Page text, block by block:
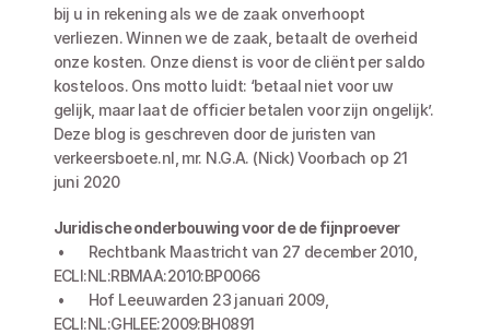
bij u in rekening als we de zaak onverhoopt
verliezen. Winnen we de zaak, betaalt de overheid
onze kosten. Onze dienst is voor de cliënt per saldo
kosteloos. Ons motto luidt: ‘betaal niet voor uw
gelijk, maar laat de officier betalen voor zijn ongelijk’.
Deze blog is geschreven door de juristen van
verkeersboete.nl, mr. N.G.A. (Nick) Voorbach op 21
juni 2020
Juridische onderbouwing voor de de fijnproever
ECLI:NL:RBMAA:2010:BP0066
ECLI:NL:GHLEE:2009:BH0891